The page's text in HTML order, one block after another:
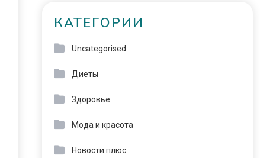
КАТЕГОРИИ
Uncategorised
Диеты
Здоровье
Мода и красота
Новости плюс